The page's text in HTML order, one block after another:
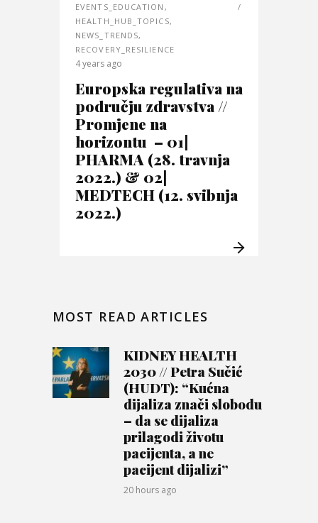
EVENTS_EDUCATION ,
HEALTH_HUB_TOPICS,
NEWS_TRENDS,
RECOVERY_RESILIENCE
4 years ago
Europska regulativa na
području zdravstva //
Promjene na
horizontu – 01|
PHARMA (28. travnja
2022.) & 02|
MEDTECH (12. svibnja
2022.)
MOST READ ARTICLES
KIDNEY HEALTH
2030 // Petra Sučić
(HUDT): “Kućna
dijaliza znači slobodu
– da se dijaliza
prilagodi životu
pacijenta, a ne
pacijent dijalizi”
20 hours ago